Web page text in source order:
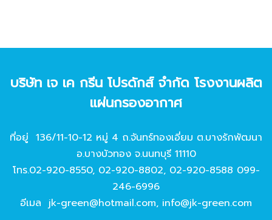
บริษัท เจ เค กรีน โปรดักส์ จํากัด โรงงานผลิต
แผ่นกรองอากาศ
ที่อยู่ 136/11-10-12 หมู่ 4 ถ.จันทร์ทองเอี่ยม ต.บางรักพัฒนา
อ.บางบัวทอง จ.นนทบุรี 11110
โทร.02-920-8550, 02-920-8802, 02-920-8588 099-
246-6996
อีเมล jk-green@hotmail.com, info@jk-green.com